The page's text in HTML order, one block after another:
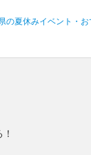
の夏休みイベント・お